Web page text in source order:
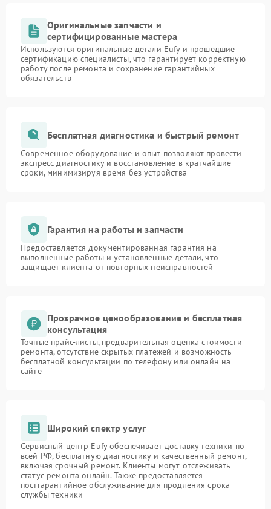
Оригинальные запчасти и
сертифицированные мастера
Используются оригинальные детали Eufy и прошедшие
сертификацию специалисты, что гарантирует корректную
работу после ремонта и сохранение гарантийных
обязательств
Бесплатная диагностика и быстрый ремонт
Современное оборудование и опыт позволяют провести
экспресс-диагностику и восстановление в кратчайшие
сроки, минимизируя время без устройства
Гарантия на работы и запчасти
Предоставляется документированная гарантия на
выполненные работы и установленные детали, что
защищает клиента от повторных неисправностей
Прозрачное ценообразование и бесплатная
консультация
Точные прайс-листы, предварительная оценка стоимости
ремонта, отсутствие скрытых платежей и возможность
бесплатной консультации по телефону или онлайн на
сайте
Широкий спектр услуг
Сервисный центр Eufy обеспечивает доставку техники по
всей РФ, бесплатную диагностику и качественный ремонт,
включая срочный ремонт. Клиенты могут отслеживать
статус ремонта онлайн. Также предоставляется
постгарантийное обслуживание для продления срока
службы техники